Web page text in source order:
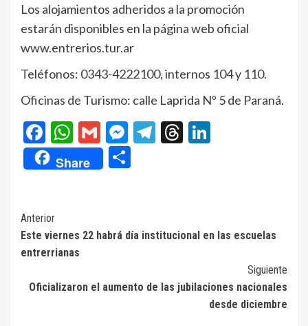
Los alojamientos adheridos a la promoción
estarán disponibles en la página web oficial
www.entrerios.tur.ar
Teléfonos: 0343-4222100, internos 104 y 110.
Oficinas de Turismo: calle Laprida Nº 5 de Paraná.
Facebook
WhatsApp
GmailMessenger
Telegram
Threads
Share
Navegación
de
Anterior
Este viernes 22 habrá día institucional en las escuelas
entrerrianas
Siguiente
Oficializaron el aumento de las jubilaciones nacionales
desde diciembre